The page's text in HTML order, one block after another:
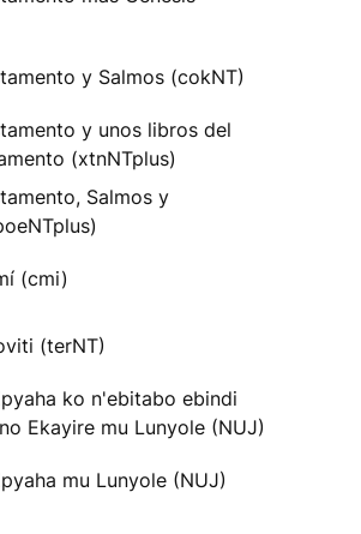
y Salmos (cokNT)
y unos libros del
(xtnNTplus)
Salmos y
(cmi)
(terNT)
ko n'ebitabo ebindi
Ekayire mu Lunyole (NUJ)
mu Lunyole (NUJ)